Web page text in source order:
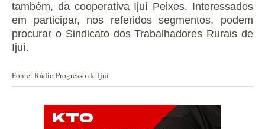
também, da cooperativa Ijuí Peixes. Interessados
em participar, nos referidos segmentos, podem
procurar o Sindicato dos Trabalhadores Rurais de
Ijuí.
Fonte: Rádio Progresso de Ijuí